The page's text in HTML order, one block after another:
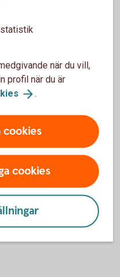
är du välkommen att
551 00 så hjälper vi dig.
ett av våra kontor.
i tid
en
trots
I
den försäkrade om de
sker efter andra
och riskskydden
vilket
valt.
statistik
när du vill,
profil när du är
.
cookies
cookies